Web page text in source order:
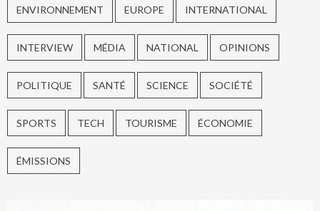
ENVIRONNEMENT EUROPE INTERNATIONAL
INTERVIEW MÉDIA NATIONAL OPINIONS
POLITIQUE SANTÉ SCIENCE SOCIÉTÉ
SPORTS TECH TOURISME ÉCONOMIE
ÉMISSIONS